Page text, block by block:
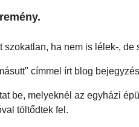
ha nem is lélek-,
címmel írt blog
be, melyeknél az egyházi
töltődtek fel.